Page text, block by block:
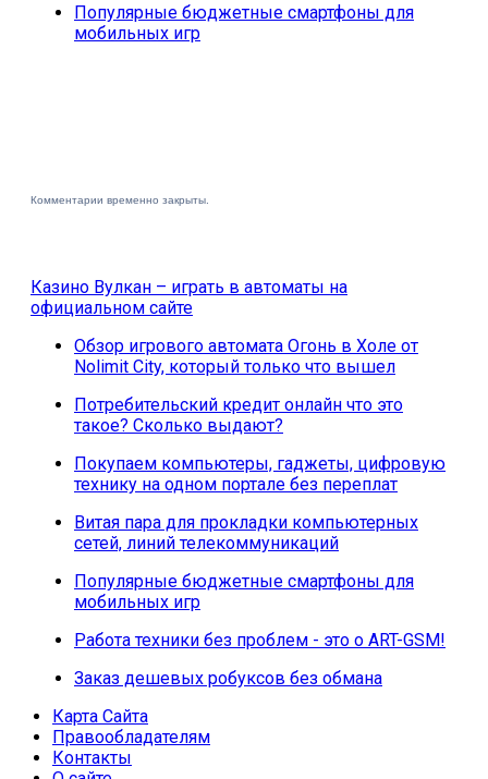
Популярные бюджетные смартфоны для
мобильных игр
Комментарии временно закрыты.
Казино Вулкан – играть в автоматы на
официальном сайте
Обзор игрового автомата Огонь в Холе от
Nolimit City, который только что вышел
Потребительский кредит онлайн что это
такое? Сколько выдают?
Покупаем компьютеры, гаджеты, цифровую
технику на одном портале без переплат
Витая пара для прокладки компьютерных
сетей, линий телекоммуникаций
Популярные бюджетные смартфоны для
мобильных игр
Работа техники без проблем - это о ART-GSM!
Заказ дешевых робуксов без обмана
Карта Сайта
Правообладателям
Контакты